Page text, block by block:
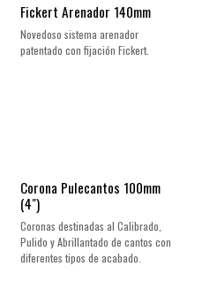
Fickert Arenador 140mm
Novedoso sistema arenador
patentado con fijación Fickert.
Corona Pulecantos 100mm
(4")
Coronas destinadas al Calibrado,
Pulido y Abrillantado de cantos con
diferentes tipos de acabado.